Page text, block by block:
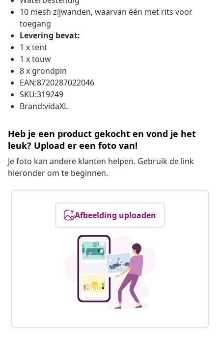
10 mesh zijwanden, waarvan één met rits voor
toegang
Levering bevat:
1 x tent
1 x touw
8 x grondpin
EAN:8720287022046
SKU:319249
Brand:vidaXL
Heb je een product gekocht en vond je het
leuk? Upload er een foto van!
Je foto kan andere klanten helpen. Gebruik de link
hieronder om te beginnen.
Afbeelding uploaden